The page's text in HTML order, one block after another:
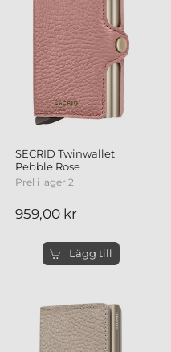
SECRID Twinwallet
Pebble Rose
Prel i lager 2
959,00 kr
Lägg till